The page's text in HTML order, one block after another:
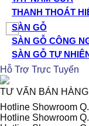
THANH THOÁT
SÀN GỖ
SÀN GỖ CÔNG
SÀN GỖ TỰ
Hỗ Trợ Trực Tuyến
TƯ VẤN BÁN HÀNG
Hotline Showroom
Hotline Showroom